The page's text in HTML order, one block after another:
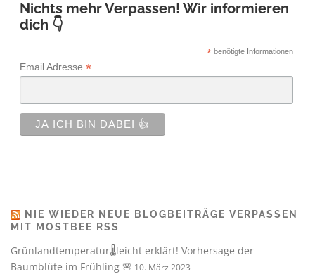
Nichts mehr Verpassen! Wir informieren
dich 👇
*benötigte Informationen
Email Adresse *
NIE WIEDER NEUE BLOGBEITRÄGE VERPASSEN
MIT MOSTBEE RSS
Grünlandtemperatur🌡️leicht erklärt! Vorhersage der
Baumblüte im Frühling 🌸 10. März 2023